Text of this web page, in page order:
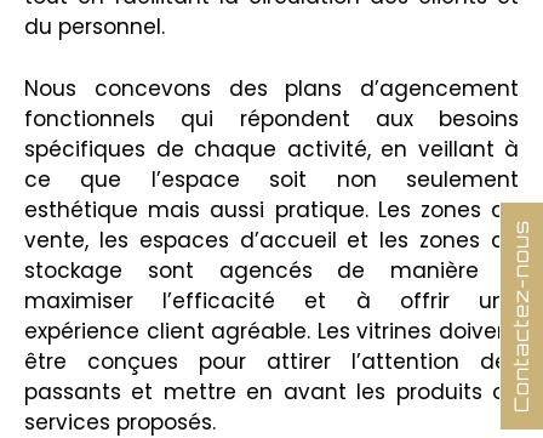
du personnel.
Nous concevons des plans d’agencement
fonctionnels qui répondent aux besoins
spécifiques de chaque activité, en veillant à
ce que l’espace soit non seulement
esthétique mais aussi pratique. Les zones de
vente, les espaces d’accueil et les zones de
stockage sont agencés de manière à
maximiser l’efficacité et à offrir une
expérience client agréable. Les vitrines doivent
être conçues pour attirer l’attention des
passants et mettre en avant les produits ou
services proposés.
Contactez-nous